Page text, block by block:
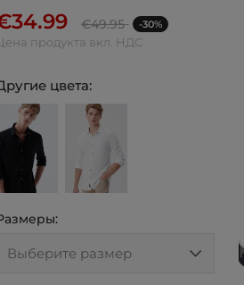
34.99 €49.95 -30%
Цена продукта вкл. НДС
цвета: